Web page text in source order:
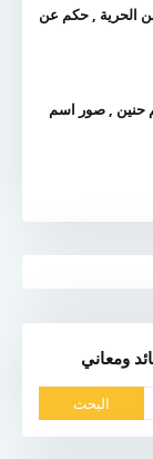
الحرية , حكم عن
حنين , صور اسم
ومعاني